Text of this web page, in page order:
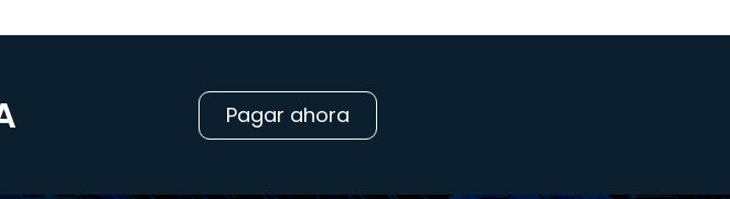
Pagar ahora